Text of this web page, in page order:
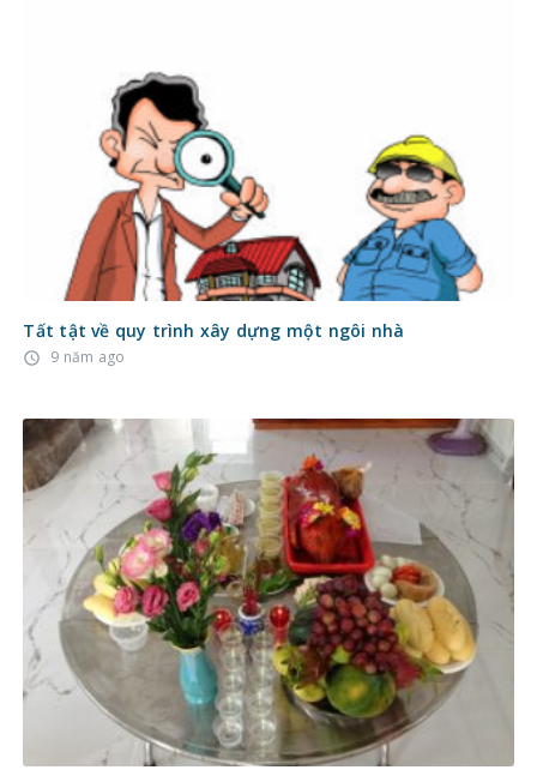
Tất tật về quy trình xây dựng một ngôi nhà
access_time 9 năm ago